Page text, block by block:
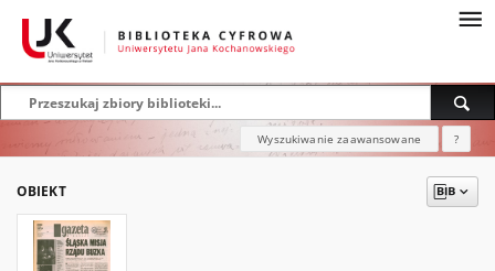
Wyszukiwanie zaawansowane ?
OBIEKT